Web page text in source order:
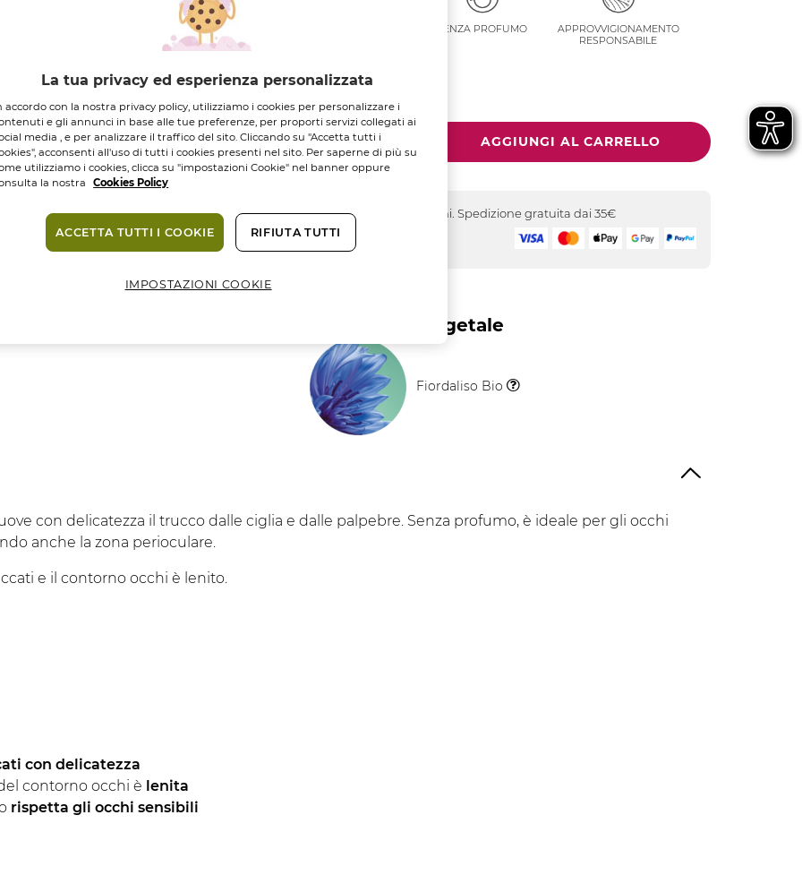
SENZA PROFUMO
APPROVVIGIONAMENTO
RESPONSABILE
8,95 €
Quantità
Consegna in 3-5 giorni. Spedizione gratuita dai 35€
Pagamento sicuro
Complesso Vegetale
Il
Fiordaliso Bio
con delicatezza il trucco dalle ciglia e dalle palpebre. Senza profumo, è ideale per gli occhi
anche la zona perioculare.
e il contorno occhi è lenito.
con delicatezza
contorno occhi è lenita
rispetta gli occhi sensibili
La tua privacy ed esperienza personalizzata
accordo con la nostra privacy policy, utilizziamo i cookies per personalizzare i
e gli annunci in base alle tue preferenze, per proporti servizi collegati ai
media , e per analizzare il traffico del sito. Cliccando su "Accetta tutti i
acconsenti all'uso di tutti i cookies presenti nel sito. Per saperne di più su
utilizziamo i cookies, clicca su "impostazioni Cookie" nel banner oppure
la nostra
Cookies Policy
RIFIUTA TUTTI
ACCETTA TUTTI I COOKIE
IMPOSTAZIONI COOKIE